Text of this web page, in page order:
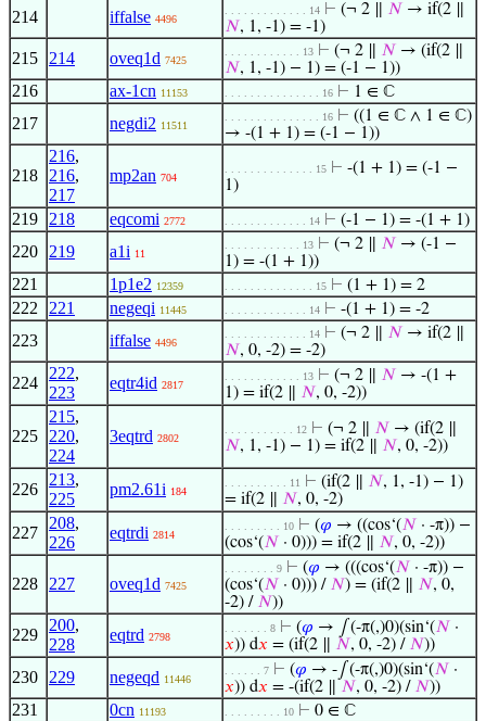
214 iffalse 4496
. . . . . . . . . . . . . 14 ⊢ (¬ 2 ∥ 𝑁 → if(2 ∥
𝑁, 1, -1) = -1)
215 214 oveq1d 7425
. . . . . . . . . . . . 13 ⊢ (¬ 2 ∥ 𝑁 → (if(2 ∥
𝑁, 1, -1) − 1) = (-1 − 1))
216 ax-1cn 11153 . . . . . . . . . . . . . . . 16 ⊢ 1 ∈ ℂ
217 negdi2 11511
. . . . . . . . . . . . . . . 16 ⊢ ((1 ∈ ℂ ∧ 1 ∈ ℂ)
→ -(1 + 1) = (-1 − 1))
218
216,
216,
217
mp2an 704
. . . . . . . . . . . . . . 15 ⊢ -(1 + 1) = (-1 −
1)
219 218 eqcomi 2772 . . . . . . . . . . . . . 14 ⊢ (-1 − 1) = -(1 + 1)
220 219 a1i 11
. . . . . . . . . . . . 13 ⊢ (¬ 2 ∥ 𝑁 → (-1 −
1) = -(1 + 1))
221 1p1e2 12359 . . . . . . . . . . . . . . 15 ⊢ (1 + 1) = 2
222 221 negeqi 11445 . . . . . . . . . . . . . 14 ⊢ -(1 + 1) = -2
223 iffalse 4496
. . . . . . . . . . . . . 14 ⊢ (¬ 2 ∥ 𝑁 → if(2 ∥
𝑁, 0, -2) = -2)
224
222,
223
eqtr4id 2817
. . . . . . . . . . . . 13 ⊢ (¬ 2 ∥ 𝑁 → -(1 +
1) = if(2 ∥ 𝑁, 0, -2))
225
215,
220,
224
3eqtrd 2802
. . . . . . . . . . . 12 ⊢ (¬ 2 ∥ 𝑁 → (if(2 ∥
𝑁, 1, -1) − 1) = if(2 ∥ 𝑁, 0, -2))
226
213,
225
pm2.61i 184
. . . . . . . . . . 11 ⊢ (if(2 ∥ 𝑁, 1, -1) − 1)
= if(2 ∥ 𝑁, 0, -2)
227
208,
226
eqtrdi 2814
. . . . . . . . . 10 ⊢ (𝜑 → ((cos‘(𝑁 · -π)) −
(cos‘(𝑁 · 0))) = if(2 ∥ 𝑁, 0, -2))
228 227 oveq1d 7425
. . . . . . . . 9 ⊢ (𝜑 → (((cos‘(𝑁 · -π)) −
(cos‘(𝑁 · 0))) / 𝑁) = (if(2 ∥ 𝑁, 0,
-2) / 𝑁))
229
200,
228
eqtrd 2798
. . . . . . . 8 ⊢ (𝜑 → ∫(-π(,)0)(sin‘(𝑁 ·
𝑥)) d𝑥 = (if(2 ∥ 𝑁, 0, -2) / 𝑁))
230 229 negeqd 11446
. . . . . . 7 ⊢ (𝜑 → -∫(-π(,)0)(sin‘(𝑁 ·
𝑥)) d𝑥 = -(if(2 ∥ 𝑁, 0, -2) / 𝑁))
231 0cn 11193 . . . . . . . . . 10 ⊢ 0 ∈ ℂ